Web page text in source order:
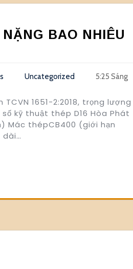
BAO NHIÊU
Uncategorized 5:25 Sáng
1651-2:2018, trọng lượng
số kỹ thuật thép D16 Hòa Phát
Mác thépCB400 (giới hạn
dài…